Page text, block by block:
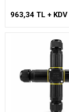
963,34 TL + KDV